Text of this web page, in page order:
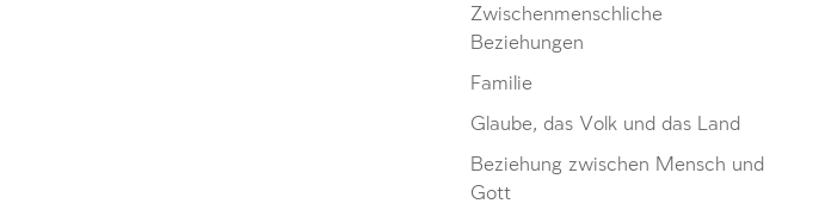
Zwischenmenschliche
Beziehungen
Familie
Glaube, das Volk und das Land
Beziehung zwischen Mensch und
Gott